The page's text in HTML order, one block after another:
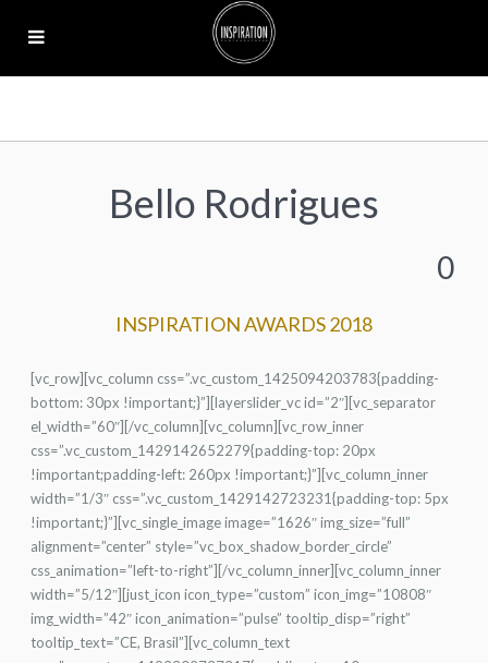
Bello Rodrigues
0
INSPIRATION AWARDS 2018
[vc_row][vc_column css=”.vc_custom_1425094203783{padding-
bottom: 30px !important;}”][layerslider_vc id=”2″][vc_separator
el_width=”60″][/vc_column][vc_column][vc_row_inner
css=”.vc_custom_1429142652279{padding-top: 20px
!important;padding-left: 260px !important;}”][vc_column_inner
width=”1/3″ css=”.vc_custom_1429142723231{padding-top: 5px
!important;}”][vc_single_image image=”1626″ img_size=”full”
alignment=”center” style=”vc_box_shadow_border_circle”
css_animation=”left-to-right”][/vc_column_inner][vc_column_inner
width=”5/12″][just_icon icon_type=”custom” icon_img=”10808″
img_width=”42″ icon_animation=”pulse” tooltip_disp=”right”
tooltip_text=”CE, Brasil”][vc_column_text